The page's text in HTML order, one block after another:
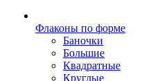
Флаконы по форме
Баночки
Большие
Квадратные
Круглые